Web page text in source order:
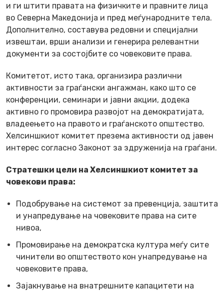
и ги штити правата на физичките и правните лица
во Северна Македонија и пред меѓународните тела.
Дополнително, составува редовни и специјални
извештаи, врши анализи и генерира релевантни
документи за состојбите со човековите права.
Комитетот, исто така, организира различни
активности за граѓански ангажман, како што се
конференции, семинари и јавни акции, додека
активно го промовира развојот на демократијата,
владеењето на правото и граѓанското општество.
Хелсиншкиот комитет презема активности од јавен
интерес согласно Законот за здруженија на граѓани.
Стратешки цели на Хелсиншкиот комитет за
човекови права:
Подобрување на системот за превенција, заштита
и унапредување на човековите права на сите
нивоа,
Промовирање на демократска култура меѓу сите
чинители во општеството кон унапредување на
човековите права,
Зајакнување на внатрешните капацитети на